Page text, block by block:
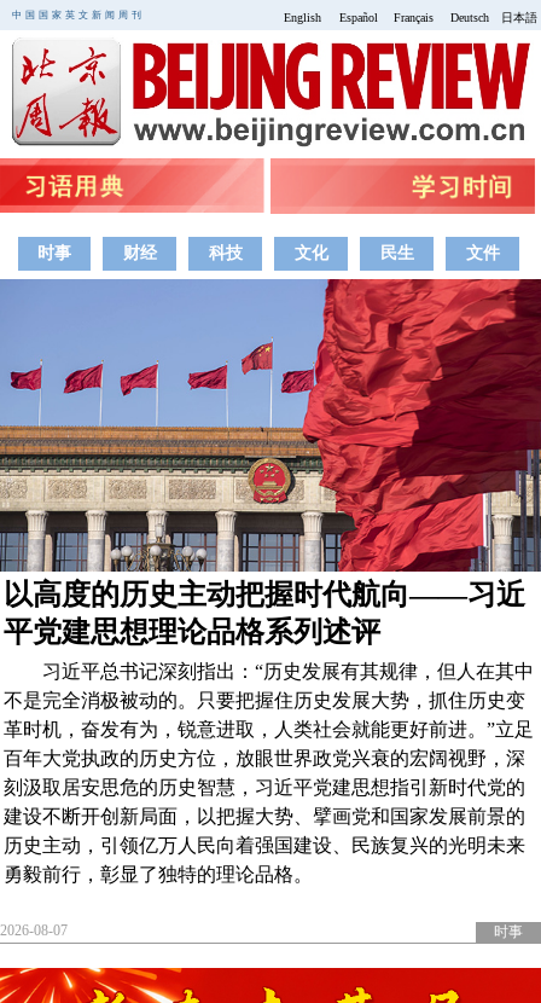
中国国家英文新闻周刊 日本語
Deutsch
Français
Español
English
时事 财经 科技 文化 民生 文件
以高度的历史主动把握时代航向——习近
平党建思想理论品格系列述评
习近平总书记深刻指出：“历史发展有其规律，但人在其中
不是完全消极被动的。只要把握住历史发展大势，抓住历史变
革时机，奋发有为，锐意进取，人类社会就能更好前进。”立足
百年大党执政的历史方位，放眼世界政党兴衰的宏阔视野，深
刻汲取居安思危的历史智慧，习近平党建思想指引新时代党的
建设不断开创新局面，以把握大势、擘画党和国家发展前景的
历史主动，引领亿万人民向着强国建设、民族复兴的光明未来
勇毅前行，彰显了独特的理论品格。
2026-08-07 时事